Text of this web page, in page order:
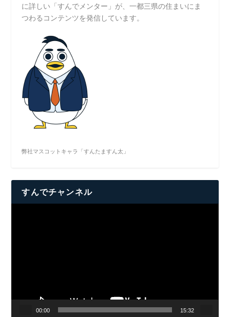
に詳しい「すんでメンター」が、一都三県の住まいにま
つわるコンテンツを発信しています。
弊社マスコットキャラ「すんたますん太」
すんでチャンネル
00:00 15:32